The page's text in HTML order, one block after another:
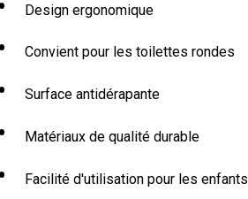
Design ergonomique
Convient pour les toilettes rondes
Surface antidérapante
Matériaux de qualité durable
Facilité d'utilisation pour les enfants